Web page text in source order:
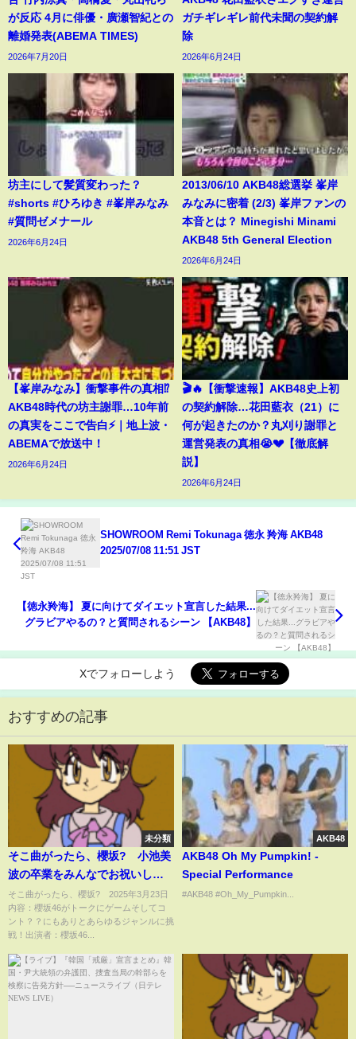
が反応 4月に俳優・廣瀬智紀との
離婚発表(ABEMA TIMES)
2026年7月20日
ガチギレギレ前代未聞の契約解
除
2026年6月24日
坊主にして髪質変わった？
#shorts #ひろゆき #峯岸みなみ
#質問ゼメナール
2026年6月24日
2013/06/10 AKB48総選挙 峯岸
みなみに密着 (2/3) 峯岸ファンの
本音とは？ Minegishi Minami
AKB48 5th General Election
2026年6月24日
【峯岸みなみ】衝撃事件の真相⁉️
AKB48時代の坊主謝罪…10年前
の真実をここで告白⚡️｜地上波・
ABEMAで放送中！
2026年6月24日
🎬🔥【衝撃速報】AKB48史上初
の契約解除…花田藍衣（21）に
何が起きたのか？丸刈り謝罪と
運営発表の真相😭💔【徹底解
説】
2026年6月24日
SHOWROOM Remi Tokunaga 徳永 羚海 AKB48
2025/07/08 11:51 JST
【徳永羚海】 夏に向けてダイエット宣言した結果...
グラビアやるの？と質問されるシーン 【AKB48】
Xでフォローしよう
おすすめの記事
未分類
そこ曲がったら、櫻坂? 小池美
波の卒業をみんなでお祝いしよ
う 3月23日
そこ曲がったら、櫻坂? 2025年3月23日
内容：櫻坂46がトークにゲームそしてコ
ント？？にもありとあらゆるジャンルに挑
戦！出演者：櫻坂46...
AKB48
AKB48 Oh My Pumpkin! -
Special Performance
#AKB48 #Oh_My_Pumpkin...